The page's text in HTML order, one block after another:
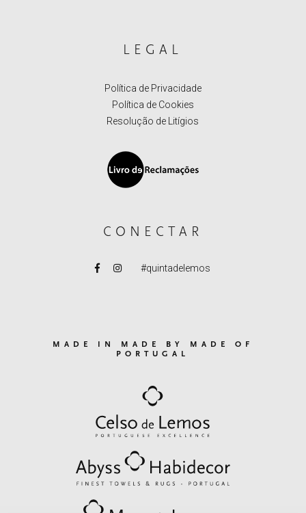
LEGAL
Política de Privacidade
Política de Cookies
Resolução de Litígios
CONECTAR
#quintadelemos
MADE IN MADE BY MADE OF
PORTUGAL